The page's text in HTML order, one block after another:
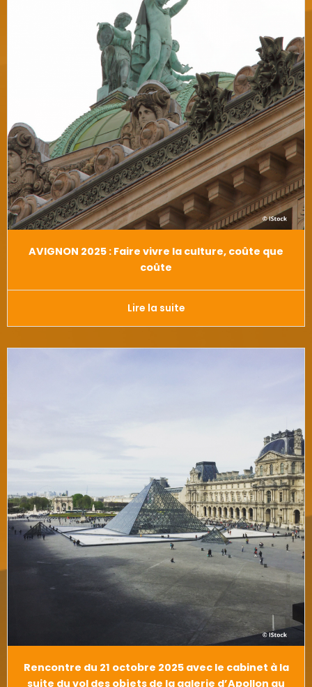
AVIGNON 2025 : Faire vivre la culture, coûte que
coûte
Lire la suite
Rencontre du 21 octobre 2025 avec le cabinet à la
suite du vol des objets de la galerie d’Apollon au